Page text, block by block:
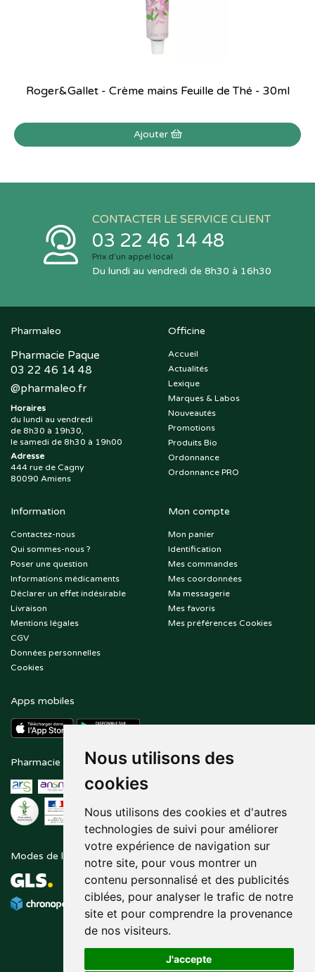
Nous utilisons des
cookies
Nous utilisons des cookies et d'autres
technologies de suivi pour améliorer
votre expérience de navigation sur
notre site, pour vous montrer un
contenu personnalisé et des publicités
ciblées, pour analyser le trafic de notre
site et pour comprendre la provenance
de nos visiteurs.
J'accepte
Roger&Gallet - Crème mains Feuille de Thé - 30ml
Ajouter
CONTACTER LE SERVICE CLIENT
03 22 46 14 48
Prix d’un appel local
Du lundi au vendredi de 8h30 à 16h30
Pharmaleo
Pharmacie Paque
03 22 46 14 48
@pharmaleo.fr
Horaires
du lundi au vendredi
de 8h30 à 19h30,
le samedi de 8h30 à 19h00
Adresse
444 rue de Cagny
80090 Amiens
Officine
Accueil
Actualités
Lexique
Marques & Labos
Nouveautés
Promotions
Produits Bio
Ordonnance
Ordonnance PRO
Information
Contactez-nous
Qui sommes-nous ?
Poser une question
Informations médicaments
Déclarer un effet indésirable
Livraison
Mentions légales
CGV
Données personnelles
Cookies
Mon compte
Mon panier
Identification
Mes commandes
Mes coordonnées
Ma messagerie
Mes favoris
Mes préférences Cookies
Apps mobiles
Pharmacie en ligne agréée Paiement sécurisé
Modes de livraison Suivez-nous sur